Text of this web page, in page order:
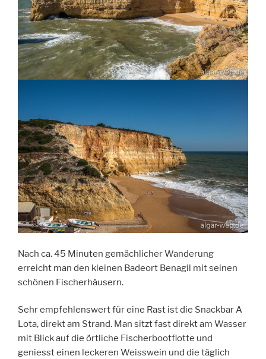
Nach ca. 45 Minuten gemächlicher Wanderung
erreicht man den kleinen Badeort Benagil mit seinen
schönen Fischerhäusern.
Sehr empfehlenswert für eine Rast ist die Snackbar A
Lota, direkt am Strand. Man sitzt fast direkt am Wasser
mit Blick auf die örtliche Fischerbootflotte und
geniesst einen leckeren Weisswein und die täglich